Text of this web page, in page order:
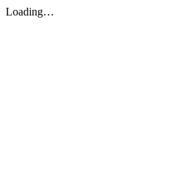
Loading…